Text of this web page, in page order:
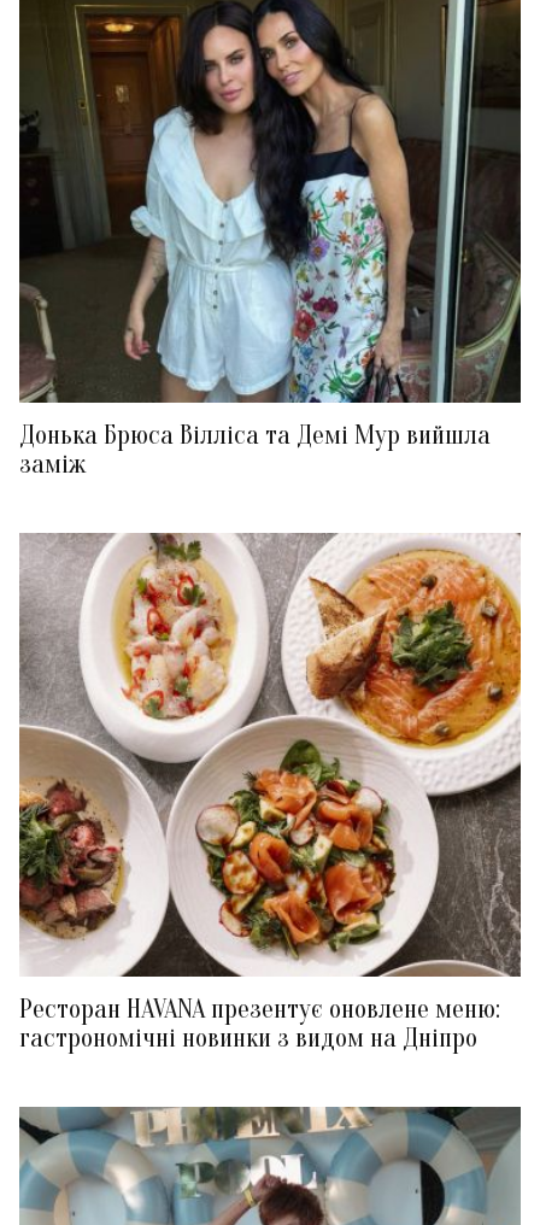
Донька Брюса Вілліса та Демі Мур вийшла
заміж
Ресторан HAVANA презентує оновлене меню:
гастрономічні новинки з видом на Дніпро